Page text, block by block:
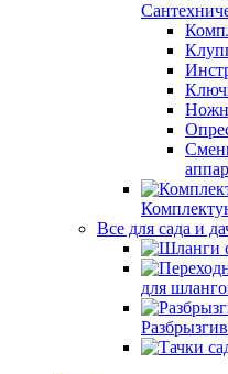
Все для сада и
для